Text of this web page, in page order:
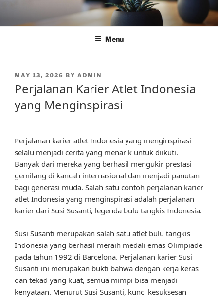
content
Menu
POSTED
MAY 13, 2026 BY ADMIN
Perjalanan Karier Atlet Indonesia
yang Menginspirasi
Perjalanan karier atlet Indonesia yang menginspirasi
selalu menjadi cerita yang menarik untuk diikuti.
Banyak dari mereka yang berhasil mengukir prestasi
gemilang di kancah internasional dan menjadi panutan
bagi generasi muda. Salah satu contoh perjalanan karier
atlet Indonesia yang menginspirasi adalah perjalanan
karier dari Susi Susanti, legenda bulu tangkis Indonesia.
Susi Susanti merupakan salah satu atlet bulu tangkis
Indonesia yang berhasil meraih medali emas Olimpiade
pada tahun 1992 di Barcelona. Perjalanan karier Susi
Susanti ini merupakan bukti bahwa dengan kerja keras
dan tekad yang kuat, semua mimpi bisa menjadi
kenyataan. Menurut Susi Susanti, kunci kesuksesan